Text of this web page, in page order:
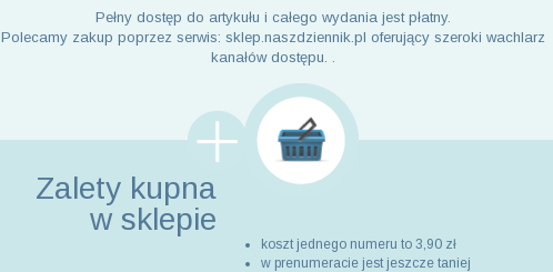
Pełny dostęp do artykułu i całego wydania jest płatny.
Polecamy zakup poprzez serwis: sklep.naszdziennik.pl oferujący szeroki wachlarz
kanałów dostępu. .
Zalety kupna
w sklepie
koszt jednego numeru to 3,90 zł
w prenumeracie jest jeszcze taniej